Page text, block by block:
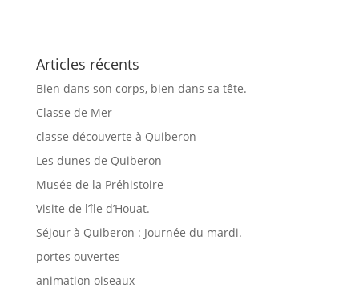
Articles récents
Bien dans son corps, bien dans sa tête.
Classe de Mer
classe découverte à Quiberon
Les dunes de Quiberon
Musée de la Préhistoire
Visite de l’île d’Houat.
Séjour à Quiberon : Journée du mardi.
portes ouvertes
animation oiseaux